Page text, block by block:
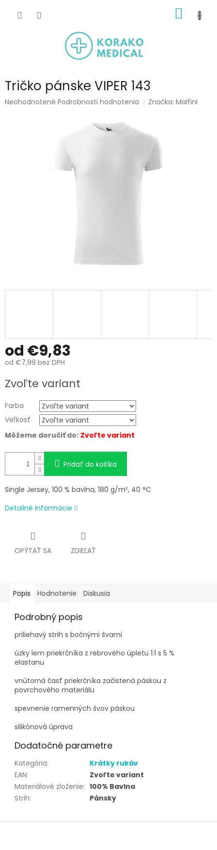
KOŠÍK
Tričko pánske VIPER 143
Priemerné
Neohodnotené Podrobnosti hodnotenia Značka:Malfini
od €9,83
od €7,99 bez DPH
cena:
Zvoľte variant
Farba
Veľkosť
Môžeme doručiť do: Zvoľte variant
Pridať do košíka
Single Jersey, 100 % bavlna, 180 g/m², 40 °C
Detailné informácie
OPÝTAŤ SA ZDIEĽAŤ
Popis Hodnotenie Diskusia
Podrobný popis
priliehavý strih s bočnými švami
úzky lem priekrčníka z rebrového úpletu 1:1 s 5 %
elastanu
vnútorná časť priekrčníka začistená páskou z
povrchového materiálu
spevnenie ramenných švov páskou
silikónová úprava
Dodatočné parametre
Kategória:
Krátky rukáv
EAN:
Zvoľte variant
Materiálové zloženie: 100% Bavlna
Strih: Pánsky
Z